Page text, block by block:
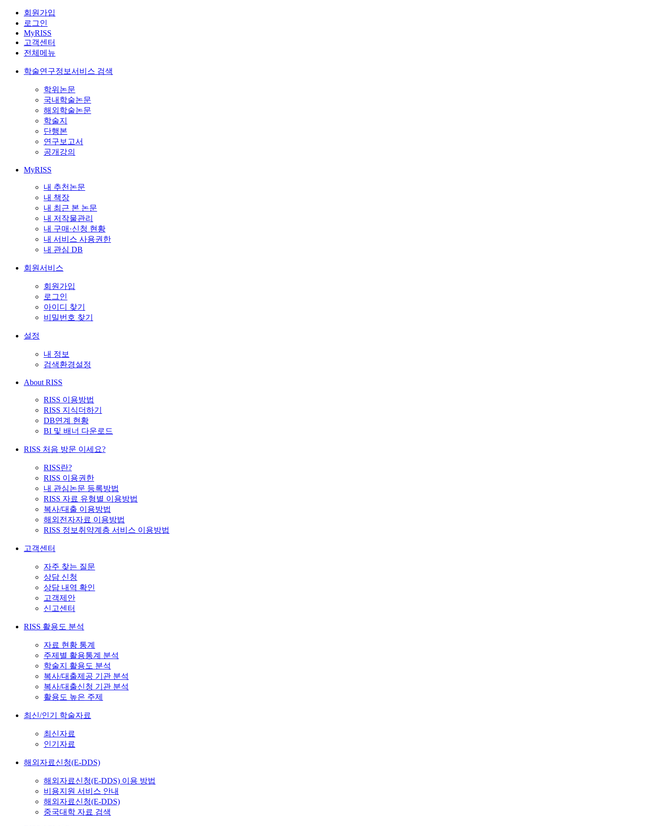
회원가입
로그인
MyRISS
고객센터
전체메뉴
학술연구정보서비스 검색
학위논문
국내학술논문
해외학술논문
학술지
단행본
연구보고서
공개강의
MyRISS
내 추천논문
내 책장
내 최근 본 논문
내 저작물관리
내 구매·신청 현황
내 서비스 사용권한
내 관심 DB
회원서비스
회원가입
로그인
아이디 찾기
비밀번호 찾기
설정
내 정보
검색환경설정
About RISS
RISS 이용방법
RISS 지식더하기
DB연계 현황
BI 및 배너 다운로드
RISS 처음 방문 이세요?
RISS란?
RISS 이용권한
내 관심논문 등록방법
RISS 자료 유형별 이용방법
복사/대출 이용방법
해외전자자료 이용방법
RISS 정보취약계층 서비스 이용방법
고객센터
자주 찾는 질문
상담 신청
상담 내역 확인
고객제안
신고센터
RISS 활용도 분석
자료 현황 통계
주제별 활용통계 분석
학술지 활용도 분석
복사/대출제공 기관 분석
복사/대출신청 기관 분석
활용도 높은 주제
최신/인기 학술자료
최신자료
인기자료
해외자료신청(E-DDS)
해외자료신청(E-DDS) 이용 방법
비용지원 서비스 안내
해외자료신청(E-DDS)
중국대학 자료 검색